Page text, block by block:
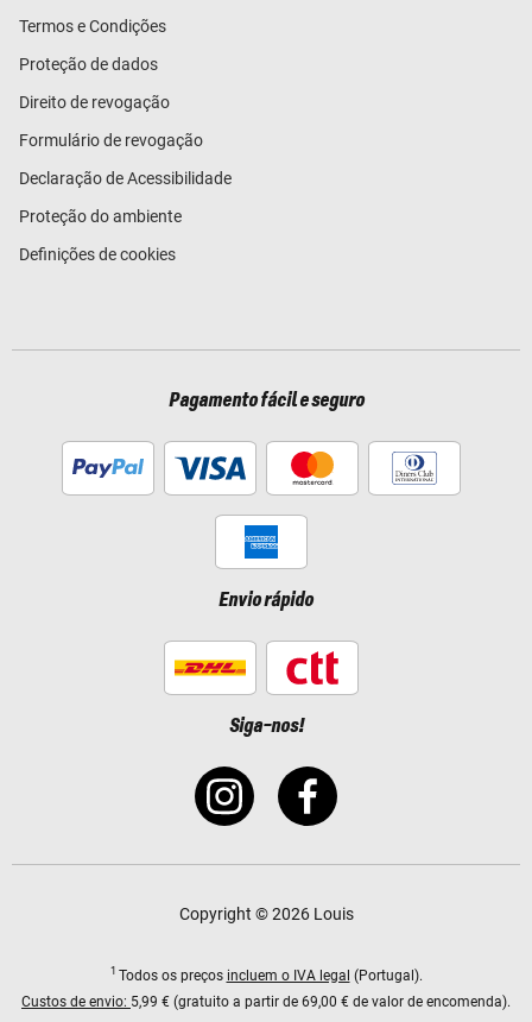
Termos e Condições
Proteção de dados
Direito de revogação
Formulário de revogação
Declaração de Acessibilidade
Proteção do ambiente
Definições de cookies
Pagamento fácil e seguro
Envio rápido
Siga-nos!
Copyright © 2026 Louis
1 Todos os preços incluem o IVA legal (Portugal).
Custos de envio: 5,99 € (gratuito a partir de 69,00 € de valor de encomenda).